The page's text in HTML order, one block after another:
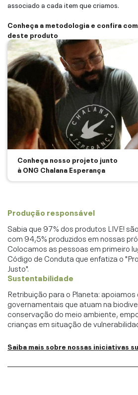
associado a cada item que criamos.
Conheça a metodologia e confira
deste produto
Conheça nosso projeto junto
à ONG Chalana Esperança
Produção responsável
Sabia que 97% dos produtos LIVE!
com 94,5% produzidos em nossas
Colocamos as pessoas em primeiro
Código de Conduta que enfatiza o
Justo".
Sustentabilidade
Retribuição para o Planeta:
governamentais que atuam na
conservação do meio ambiente,
crianças em situação de
Saiba mais sobre nossas iniciativas